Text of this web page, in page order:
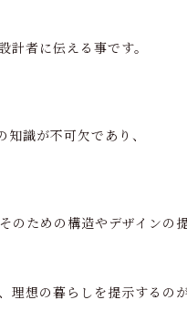
者に伝える事です。
識が不可欠であり、
のための構造やデザインの
理想の暮らしを提示するの